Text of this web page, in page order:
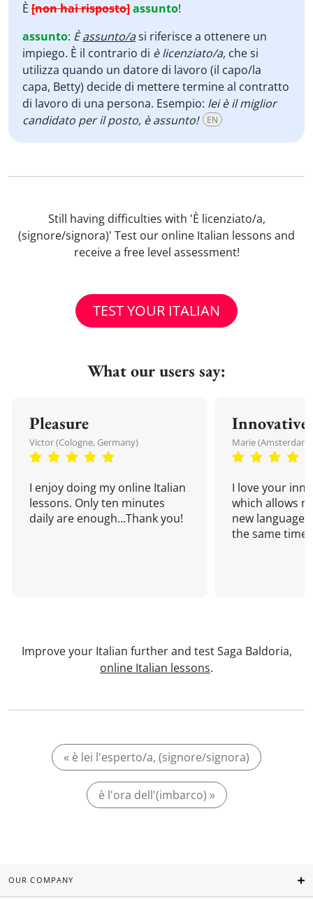
È [non hai risposto]assunto!
assunto: Èassunto/asi riferisce a ottenere un
impiego. È il contrario di è licenziato/a, che si
utilizza quando un datore di lavoro (il capo/la
capa, Betty) decide di mettere termine al contratto
di lavoro di una persona. Esempio: lei è il miglior
candidato per il posto, è assunto!
EN
Still having difficulties with 'È licenziato/a,
(signore/signora)' Test our online Italian lessons and
receive a free level assessment!
TEST YOUR ITALIAN
What our users say:
Pleasure
Victor (Cologne, Germany)
I enjoy doing my online Italian
lessons. Only ten minutes
daily are enough...Thank you!
Innovative
Marie
I love your
which allows
new language
the same time!
Improve your Italian further and test Saga Baldoria,
online Italian lessons.
« è lei l'esperto/a, (signore/signora)
è l'ora dell'(imbarco) »
OUR COMPANY